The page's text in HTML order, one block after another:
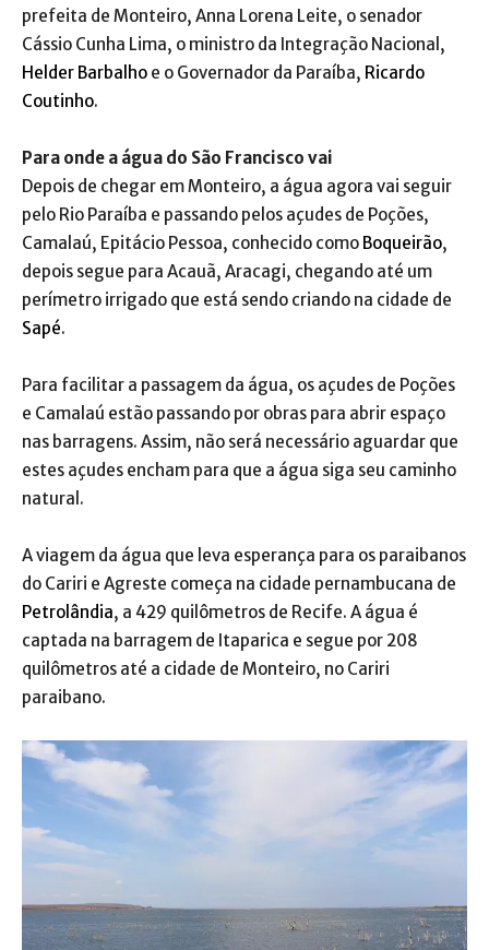
prefeita de Monteiro, Anna Lorena Leite, o senador
Cássio Cunha Lima, o ministro da Integração Nacional,
Helder Barbalho e o Governador da Paraíba, Ricardo
Coutinho.
Para onde a água do São Francisco vai
Depois de chegar em Monteiro, a água agora vai seguir
pelo Rio Paraíba e passando pelos açudes de Poções,
Camalaú, Epitácio Pessoa, conhecido como Boqueirão,
depois segue para Acauã, Aracagi, chegando até um
perímetro irrigado que está sendo criando na cidade de
Sapé.
Para facilitar a passagem da água, os açudes de Poções
e Camalaú estão passando por obras para abrir espaço
nas barragens. Assim, não será necessário aguardar que
estes açudes encham para que a água siga seu caminho
natural.
A viagem da água que leva esperança para os paraibanos
do Cariri e Agreste começa na cidade pernambucana de
Petrolândia, a 429 quilômetros de Recife. A água é
captada na barragem de Itaparica e segue por 208
quilômetros até a cidade de Monteiro, no Cariri
paraibano.